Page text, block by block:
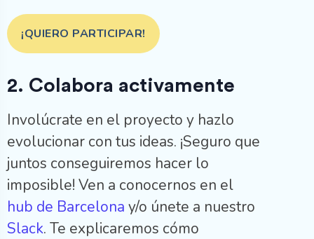
¡QUIERO PARTICIPAR!
2. Colabora activamente
Involúcrate en el proyecto y hazlo
evolucionar con tus ideas. ¡Seguro que
juntos conseguiremos hacer lo
imposible! Ven a conocernos en el
hub de Barcelona y/o únete a nuestro
Slack. Te explicaremos cómo